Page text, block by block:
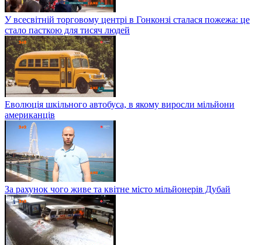
У всесвітній торговому центрі в Гонконзі сталася пожежа: це
стало пасткою для тисяч людей
Еволюція шкільного автобуса, в якому виросли мільйони
американців
За рахунок чого живе та квітне місто мільйонерів Дубай